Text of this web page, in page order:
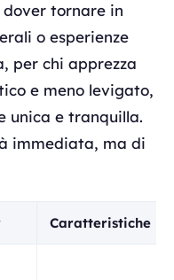
tornare in
o esperienze
per chi apprezza
e meno levigato,
unica e tranquilla.
immediata, ma di
Caratteristiche